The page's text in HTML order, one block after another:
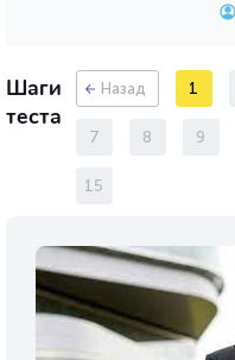
Шаги
теста
Назад 1
7 8 9
15